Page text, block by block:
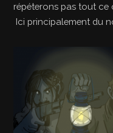
À propos
répéterons pas tout
Ici principalement du